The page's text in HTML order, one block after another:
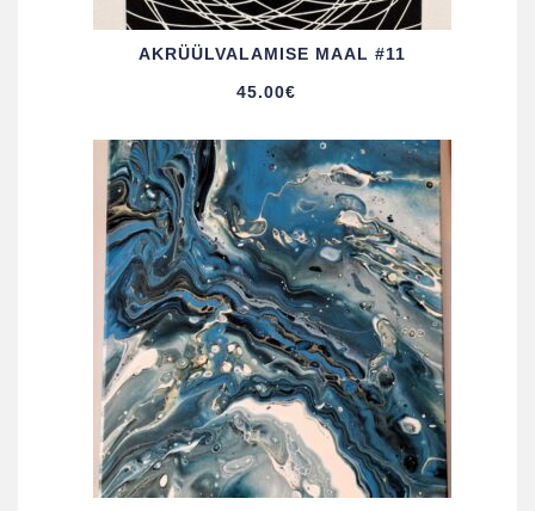
AKRÜÜL­VALAMISE MAAL #11
45.00€